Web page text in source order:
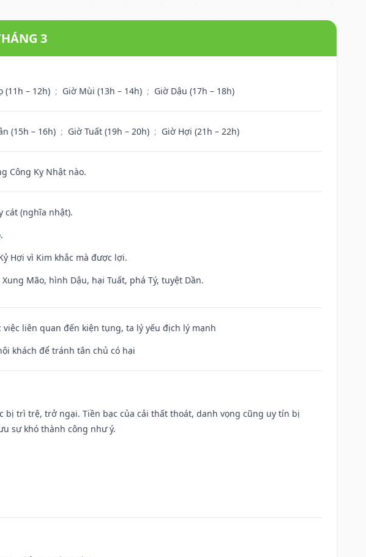
3
(11h – 12h) ; Giờ Mùi (13h – 14h) ; Giờ Dậu (17h – 18h)
(15h – 16h) ; Giờ Tuất (19h – 20h) ; Giờ Hợi (21h – 22h)
Công Kỵ Nhật nào.
cát (nghĩa nhật).
Hợi vì Kim khắc mà được lợi.
Mão, hình Dậu, hại Tuất, phá Tý, tuyệt Dần.
liên quan đến kiện tụng, ta lý yếu địch lý mạnh
khách để tránh tân chủ có hại
bị trì trệ, trở ngại. Tiền bạc của cải thất thoát, danh vọng cũng uy tín bị
sự khó thành công như ý.